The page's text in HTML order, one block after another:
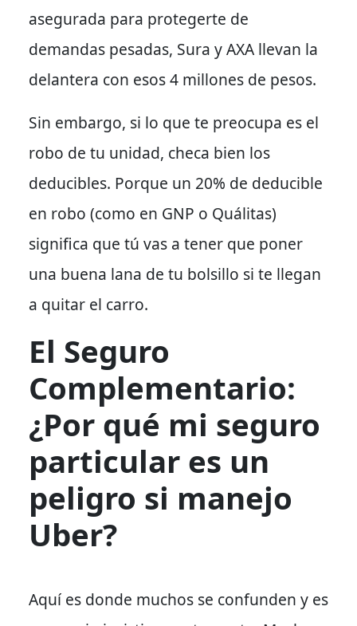
asegurada para protegerte de
demandas pesadas, Sura y AXA llevan la
delantera con esos 4 millones de pesos.
Sin embargo, si lo que te preocupa es el
robo de tu unidad, checa bien los
deducibles. Porque un 20% de deducible
en robo (como en GNP o Quálitas)
significa que tú vas a tener que poner
una buena lana de tu bolsillo si te llegan
a quitar el carro.
El Seguro
Complementario:
¿Por qué mi seguro
particular es un
peligro si manejo
Uber?
Aquí es donde muchos se confunden y es